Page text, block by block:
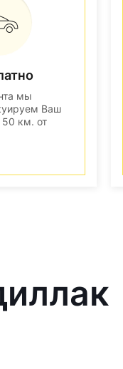
мы
Ваш
км. от